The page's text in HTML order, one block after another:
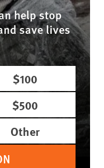
help stop
save lives
$100
$500
Other